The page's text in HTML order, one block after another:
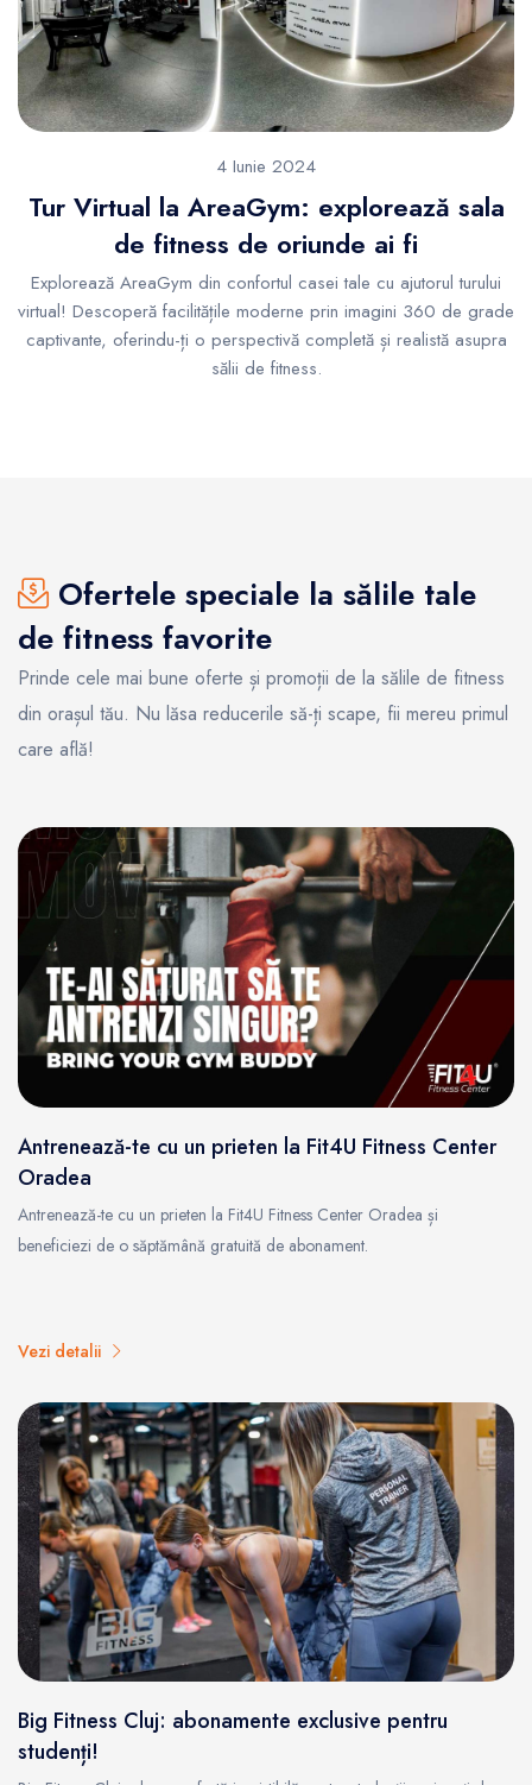
4 Iunie 2024
Tur Virtual la AreaGym: explorează sala
de fitness de oriunde ai fi
Explorează AreaGym din confortul casei tale cu ajutorul turului
virtual! Descoperă facilitățile moderne prin imagini 360 de grade
captivante, oferindu-ți o perspectivă completă și realistă asupra
sălii de fitness.
Ofertele speciale la sălile tale
de fitness favorite
Prinde cele mai bune oferte și promoții de la sălile de fitness
din orașul tău. Nu lăsa reducerile să-ți scape, fii mereu primul
care află!
Antrenează-te cu un prieten la Fit4U Fitness Center
Oradea
Antrenează-te cu un prieten la Fit4U Fitness Center Oradea și
beneficiezi de o săptămână gratuită de abonament.
Vezi detalii
Big Fitness Cluj: abonamente exclusive pentru
studenți!